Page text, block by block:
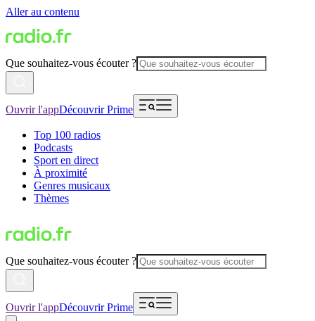
Aller au contenu
Que souhaitez-vous écouter ?
Ouvrir l'appDécouvrir Prime
Top 100 radios
Podcasts
Sport en direct
À proximité
Genres musicaux
Thèmes
Que souhaitez-vous écouter ?
Ouvrir l'appDécouvrir Prime